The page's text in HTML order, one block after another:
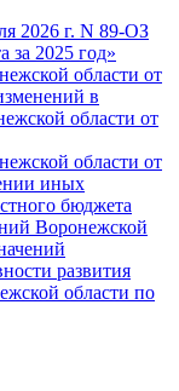
2026 г. N 89-ОЗ
за 2025 год»
области от
в
области от
области от
иных
бюджета
Воронежской
развития
области по